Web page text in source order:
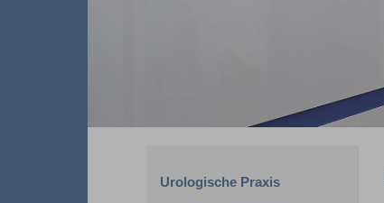
Urologische Praxis